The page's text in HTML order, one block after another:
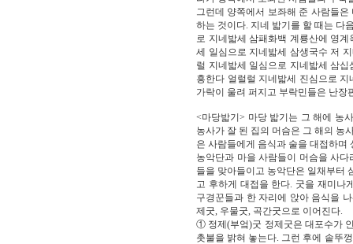
그런데 양쪽에서 보좌해 준 사람들
하는 것이다. 지네 밟기를 할 때는 다
로 지네밟세 삼패화백 계룡산에 영
세 일심으로 지네밟세 삼생국수 저
럴 지네밟세 일심으로 지네밟세 삼
흥한다 얼럴럴 지네밟세 진심으로
가락이 울려 퍼지고 부락민들은 난장
<마당밟기> 마당 밟기는 그 해에 농
농사가 잘 된 집의 머슴은 그 해의 농
은 사람들에게 음식과 술을 대접하며
농악단과 마을 사람들이 머슴을 사
들을 맞아들이고 농악단은 일채부터
고 후하게 대접을 한다. 굿을 재미나
구경꾼들과 한 자리에 앉아 음식을
제굿, 우물굿, 곡간굿으로 이어진다.
① 정제(부엌)굿 정제굿은 대포수가
촛불을 밝혀 놓는다. 그런 후에 솥뚜